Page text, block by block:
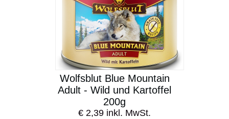
Wolfsblut Blue Mountain
Adult - Wild und Kartoffel
200g
€ 2,39 inkl. MwSt.